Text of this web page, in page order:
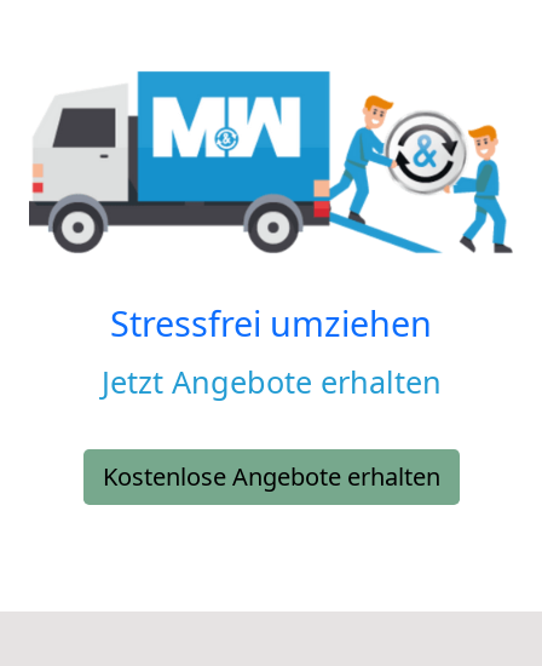
Stressfrei umziehen
Jetzt Angebote erhalten
Kostenlose Angebote erhalten